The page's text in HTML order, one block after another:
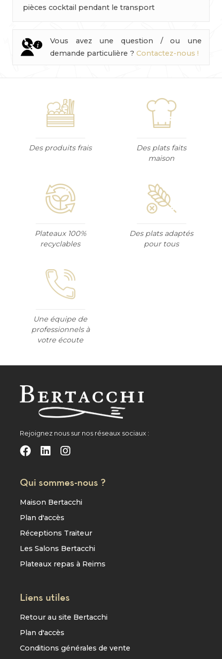
pièces cocktail pendant le transport
Vous avez une question / ou une
demande particulière ? Contactez-nous !
Des produits frais
Des plats faits
maison
Plateaux 100%
recyclables
Des plats adaptés
pour tous
Une équipe de
professionnels à
votre écoute
Rejoignez nous sur nos réseaux sociaux :
Qui sommes-nous ?
Maison Bertacchi
Plan d'accès
Réceptions Traiteur
Les Salons Bertacchi
Plateaux repas à Reims
Liens utiles
Retour au site Bertacchi
Plan d'accès
Conditions générales de vente